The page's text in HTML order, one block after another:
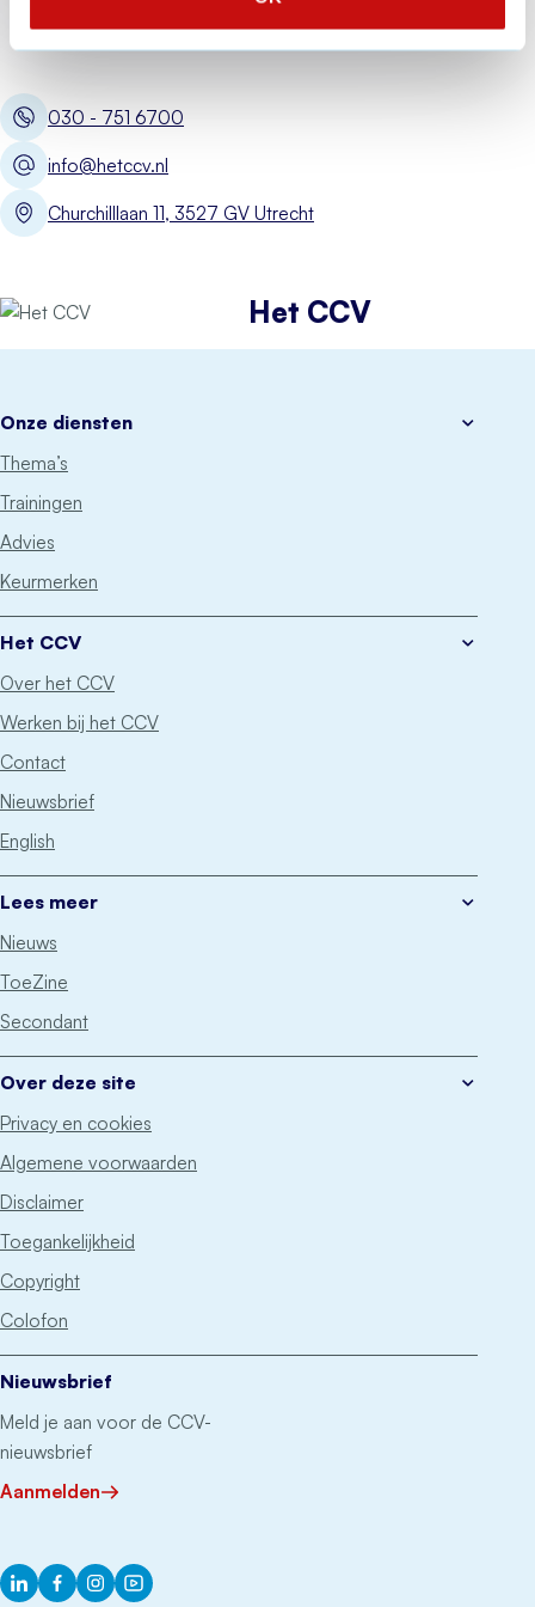
030 - 751 6700
info@hetccv.nl
Churchilllaan 11, 3527 GV Utrecht
Het CCV
Onze diensten
Thema’s
Trainingen
Advies
Keurmerken
Het CCV
Over het CCV
Werken bij het CCV
Contact
Nieuwsbrief
English
Lees meer
Nieuws
ToeZine
Secondant
Over deze site
Privacy en cookies
Algemene voorwaarden
Disclaimer
Toegankelijkheid
Copyright
Colofon
Nieuwsbrief
Meld je aan voor de CCV-
nieuwsbrief
Aanmelden
LinkedInFacebook
InstagramYouTube